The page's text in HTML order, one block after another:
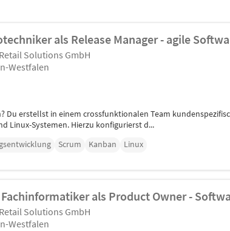
als Release Manager - agile
Solutions GmbH
Westfalen
erstellst in einem crossfunktionalen Team
Linux-Systemen. Hierzu konfigurierst d...
Scrum Kanban Linux
als Product Owner -
Solutions GmbH
Westfalen